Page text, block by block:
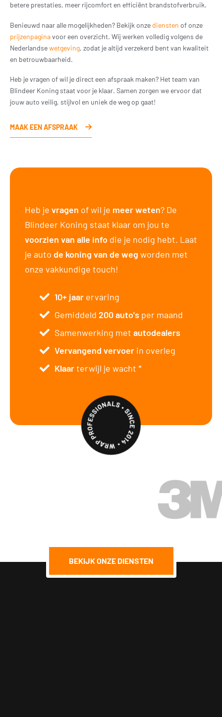
betere prestaties, meer rijcomfort en efficiënt brandstofverbruik.
Benieuwd naar alle mogelijkheden? Bekijk onze diensten of onze
prijzenpaginavoor een overzicht. Wij werken volledig volgens de
Nederlandsewetgeving, zodat je altijd verzekerd bent van kwaliteit
en betrouwbaarheid.
Heb je vragen of wil je direct een afspraak maken? Het team van
Blindeer Koning staat voor je klaar. Samen zorgen we ervoor dat
jouw auto veilig, stijlvol en uniek de weg op gaat!
MAAK EEN AFSPRAAK
Heb je vragen of wil je meer weten? De
Blindeer Koning staat klaar om jou te
voorzien van alle info die je nodig hebt. Laat
je auto de koning van de weg worden met
onze vakkundige touch!
10+ jaarervaring
Gemiddeld 200 auto'sper maand
Samenwerking met autodealers
Vervangend vervoerin overleg
Klaarterwijl je wacht *
BEKIJK ONZE DIENSTEN